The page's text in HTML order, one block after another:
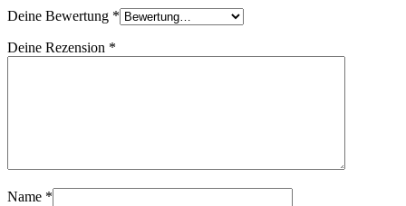
Deine Bewertung *
Deine Rezension *
Name *